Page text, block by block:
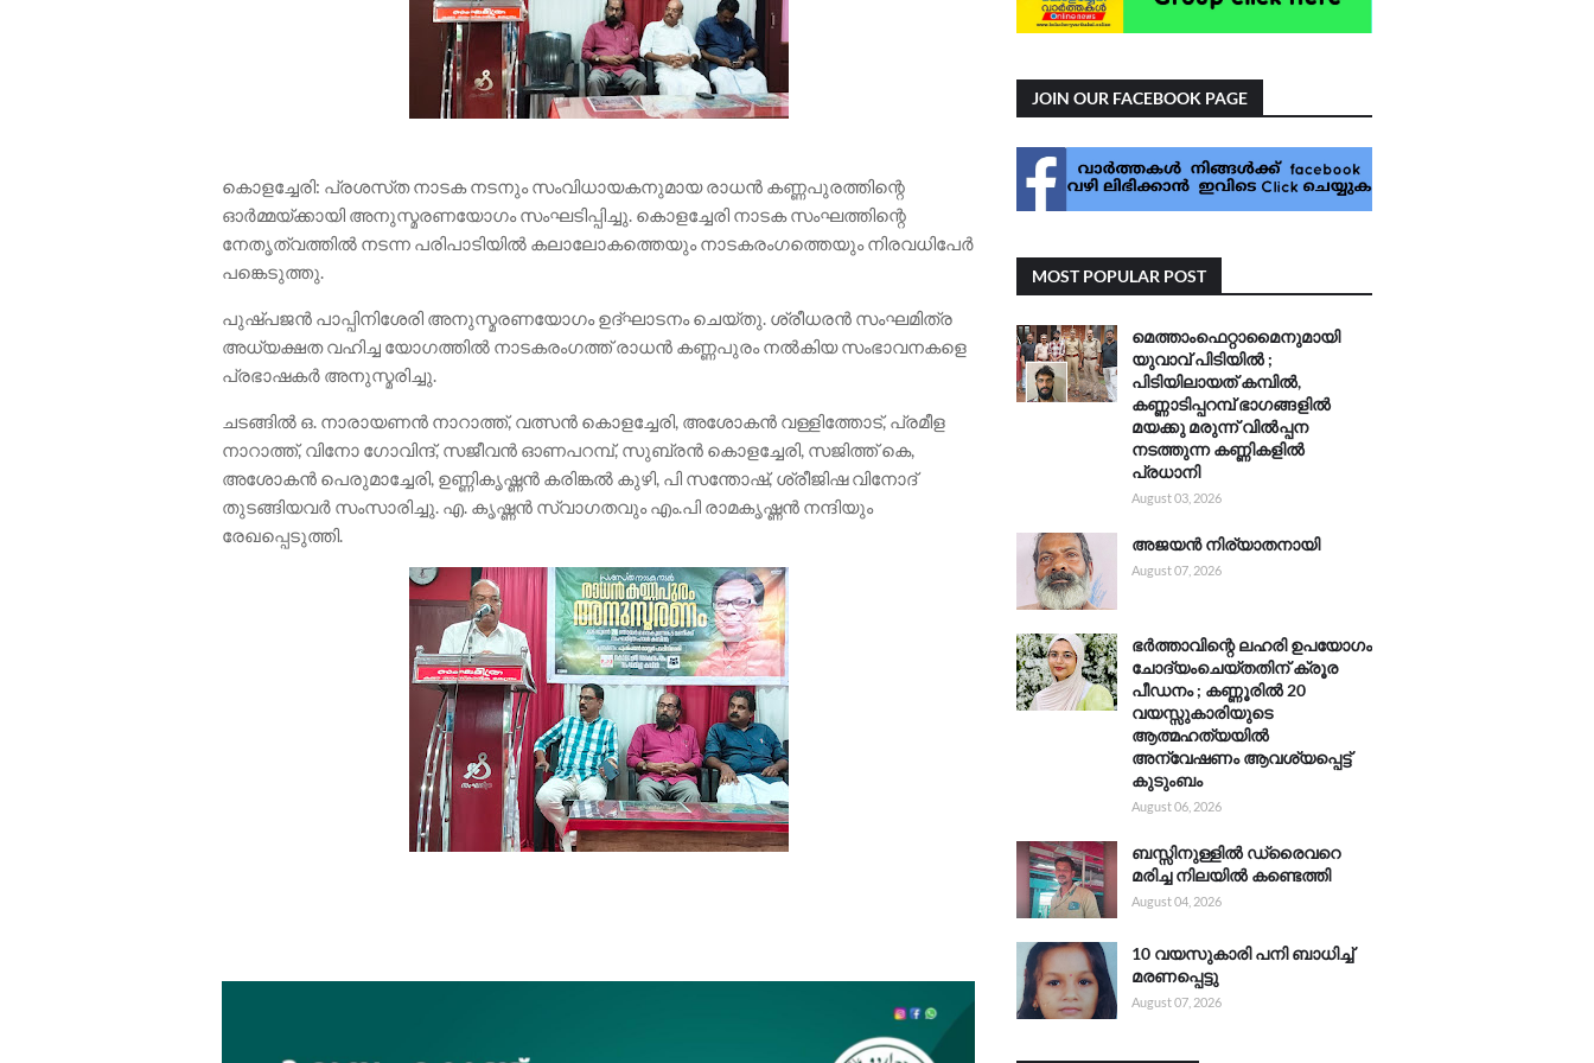
​കൊളച്ചേരി: പ്രശസ്‌ത നാടക നടനും സംവിധായകനുമായ രാധൻ കണ്ണപുരത്തിന്റെ
ഓർമ്മയ്ക്കായി അനുസ്മരണയോഗം സംഘടിപ്പിച്ചു. കൊളച്ചേരി നാടക സംഘത്തിന്റെ
നേതൃത്വത്തിൽ നടന്ന പരിപാടിയിൽ കലാലോകത്തെയും നാടകരംഗത്തെയും നിരവധിപേർ
പങ്കെടുത്തു.
​പുഷ്പജൻ പാപ്പിനിശേരി അനുസ്മരണയോഗം ഉദ്ഘാടനം ചെയ്തു. ശ്രീധരൻ സംഘമിത്ര
അധ്യക്ഷത വഹിച്ച യോഗത്തിൽ നാടകരംഗത്ത് രാധൻ കണ്ണപുരം നൽകിയ സംഭാവനകളെ
പ്രഭാഷകർ അനുസ്മരിച്ചു.
​ചടങ്ങിൽ ഒ. നാരായണൻ നാറാത്ത്, വത്സൻ കൊളച്ചേരി, അശോകൻ വള്ളിത്തോട്, പ്രമീള
നാറാത്ത്, വിനോ ഗോവിന്ദ്, സജീവൻ ഓണപറമ്പ്, സുബ്രൻ കൊളച്ചേരി, സജിത്ത് കെ,
അശോകൻ പെരുമാച്ചേരി, ഉണ്ണികൃഷ്ണൻ കരിങ്കൽ കുഴി, പി സന്തോഷ്, ശ്രീജിഷ വിനോദ്
തുടങ്ങിയവർ സംസാരിച്ചു. എ. കൃഷ്ണൻ സ്വാഗതവും എം.പി രാമകൃഷ്ണൻ നന്ദിയും
രേഖപ്പെടുത്തി.
JOIN OUR FACEBOOK PAGE
MOST POPULAR POST
മെത്താംഫെറ്റാമൈനുമായി
യുവാവ് പിടിയിൽ ;
പിടിയിലായത് കമ്പിൽ,
കണ്ണാടിപ്പറമ്പ് ഭാഗങ്ങളിൽ
മയക്കു മരുന്ന് വിൽപ്പന
നടത്തുന്ന കണ്ണികളിൽ
പ്രധാനി
August 03, 2026
അജയൻ നിര്യാതനായി
August 07, 2026
ഭർത്താവിന്റെ ലഹരി ഉപയോഗം
ചോദ്യംചെയ്തതിന് ക്രൂര
പീഡനം ; കണ്ണൂരിൽ 20
വയസ്സുകാരിയുടെ
ആത്മഹത്യയിൽ
അന്വേഷണം ആവശ്യപ്പെട്ട്
കുടുംബം
August 06, 2026
ബസ്സിനുള്ളിൽ ഡ്രൈവറെ
മരിച്ച നിലയിൽ കണ്ടെത്തി
August 04, 2026
10 വയസുകാരി പനി ബാധിച്ച്
മരണപ്പെട്ടു
August 07, 2026